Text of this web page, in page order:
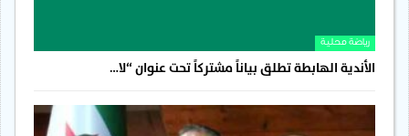
رياضة محلية
الأندية الهابطة تطلق بياناً مشتركاً تحت عنوان “لا…